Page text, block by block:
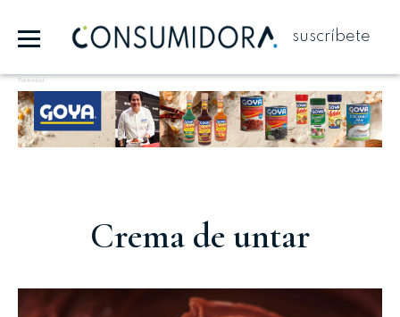
suscríbete
Publicidad
Crema de untar